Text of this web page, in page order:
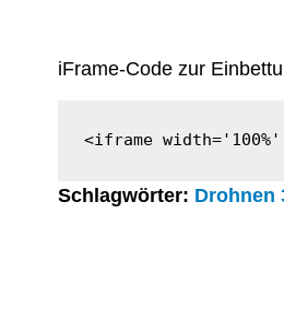
iFrame-Code zur
<iframe
Schlagwörter: Drohnen